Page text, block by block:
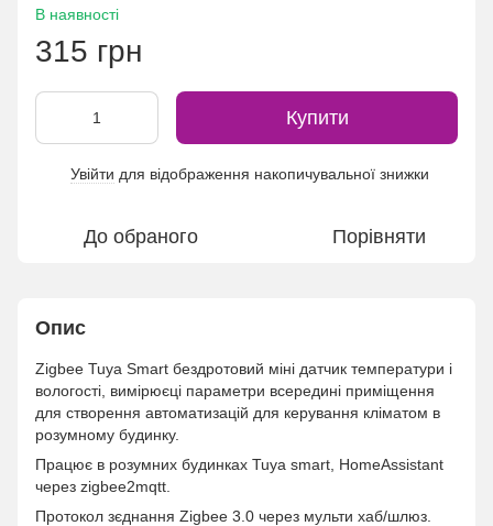
В наявності
315 грн
Купити
Увійти для відображення накопичувальної знижки
До обраного Порівняти
Опис
Zigbee Tuya Smart бездротовий міні датчик температури і
вологості, вимірюєці параметри всередині приміщення
для створення автоматизацій для керування кліматом в
розумному будинку.
Працює в розумних будинках Tuya smart, HomeAssistant
через zigbee2mqtt.
Протокол зєднання Zigbee 3.0 через мульти хаб/шлюз.